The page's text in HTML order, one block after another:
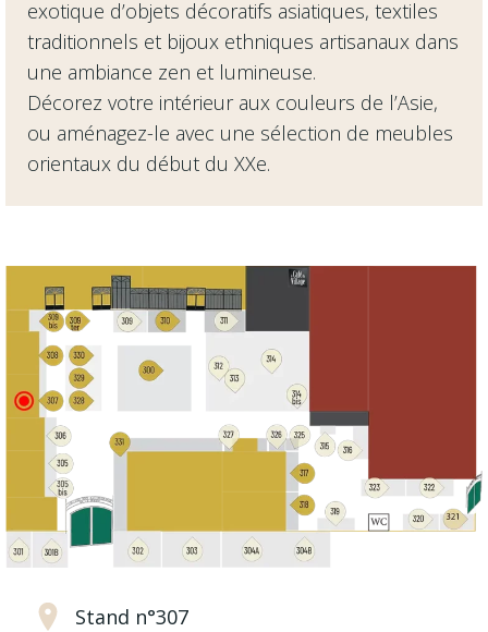
exotique d’objets décoratifs asiatiques, textiles
traditionnels et bijoux ethniques artisanaux dans
une ambiance zen et lumineuse.
Décorez votre intérieur aux couleurs de l’Asie,
ou aménagez-le avec une sélection de meubles
orientaux du début du XXe.
Stand n°307